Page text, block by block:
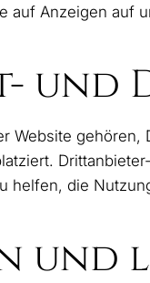
auf Anzeigen auf
Website
helfen, die